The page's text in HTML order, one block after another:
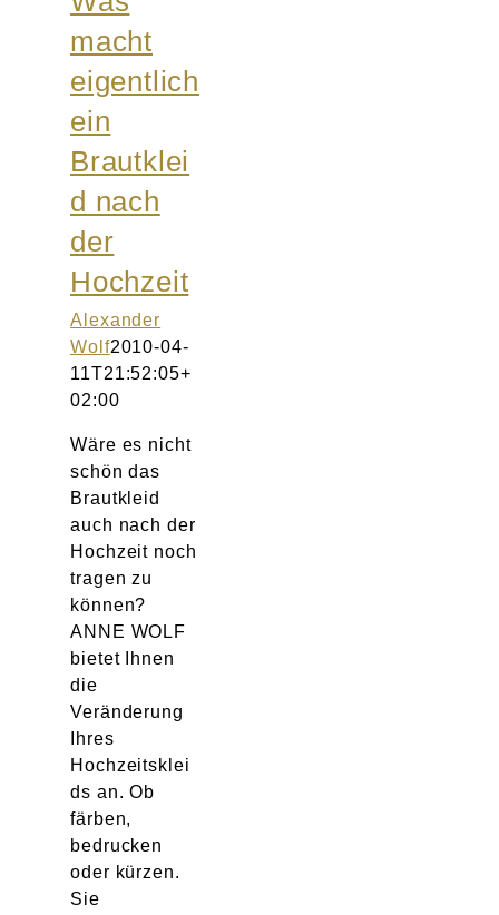
macht
eigentlich
ein
Brautklei
d nach
der
Hochzeit
Alexander
Wolf2010-04-
11T21:52:05+
02:00
Wäre es nicht
schön das
Brautkleid
auch nach der
Hochzeit noch
tragen zu
können?
ANNE WOLF
bietet Ihnen
die
Veränderung
Ihres
Hochzeitsklei
ds an. Ob
färben,
bedrucken
oder kürzen.
Sie